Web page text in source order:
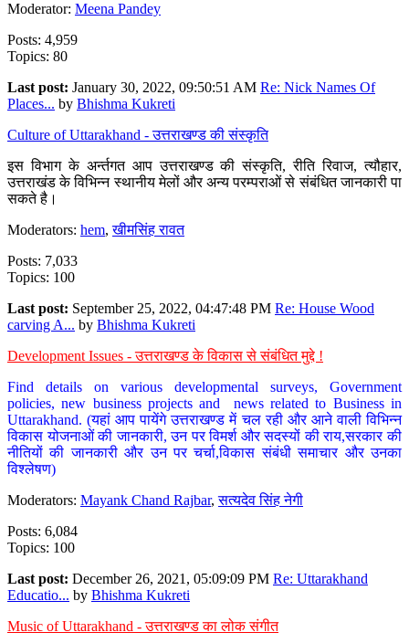
Moderator: Meena Pandey
Posts: 4,959
Topics: 80
Last post: January 30, 2022, 09:50:51 AM Re: Nick Names Of
Places... by Bhishma Kukreti
Culture of Uttarakhand - उत्तराखण्ड की संस्कृति
इस विभाग के अर्न्तगत आप उत्तराखण्ड की संस्कृति, रीति रिवाज, त्यौहार,
उत्तराखंड के विभिन्न स्थानीय मेलों और अन्य परम्पराओं से संबंधित जानकारी पा
सकते है।
Moderators: hem,खीमसिंह रावत
Posts: 7,033
Topics: 100
Last post: September 25, 2022, 04:47:48 PM Re: House Wood
carving A... by Bhishma Kukreti
Development Issues - उत्तराखण्ड के विकास से संबंधित मुद्दे !
Find details on various developmental surveys, Government
policies, new business projects and news related to Business in
Uttarakhand. (यहां आप पायेंगे उत्तराखण्ड में चल रही और आने वाली विभिन्न
विकास योजनाओं की जानकारी, उन पर विमर्श और सदस्यों की राय,सरकार की
नीतियों की जानकारी और उन पर चर्चा,विकास संबंधी समाचार और उनका
विश्लेषण)
Moderators: Mayank Chand Rajbar,सत्यदेव सिंह नेगी
Posts: 6,084
Topics: 100
Last post: December 26, 2021, 05:09:09 PM Re: Uttarakhand
Educatio... by Bhishma Kukreti
Music of Uttarakhand - उत्तराखण्ड का लोक संगीत